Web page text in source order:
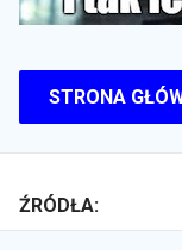
STRONA
ŹRÓDŁA: